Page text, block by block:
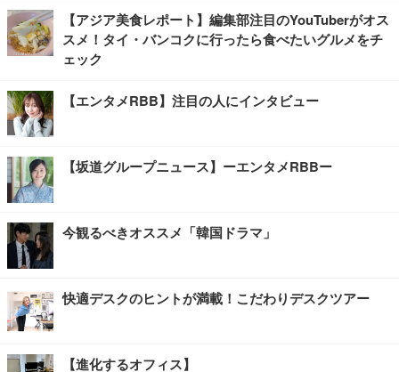
【アジア美食レポート】編集部注目のYouTuberがオス
スメ！タイ・バンコクに行ったら食べたいグルメをチ
ェック
【エンタメRBB】注目の人にインタビュー
【坂道グループニュース】ーエンタメRBBー
今観るべきオススメ「韓国ドラマ」
快適デスクのヒントが満載！こだわりデスクツアー
【進化するオフィス】